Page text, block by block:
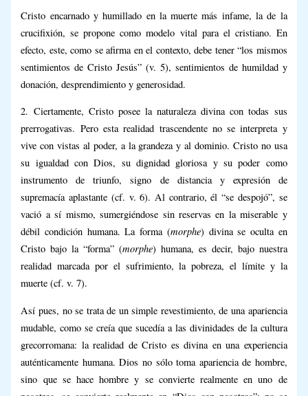
Cristo encarnado y humillado en la muerte más infame, la de la
crucifixión, se propone como modelo vital para el cristiano. En
efecto, este, como se afirma en el contexto, debe tener “los mismos
sentimientos de Cristo Jesús” (v. 5), sentimientos de humildad y
donación, desprendimiento y generosidad.
2. Ciertamente, Cristo posee la naturaleza divina con todas sus
prerrogativas. Pero esta realidad trascendente no se interpreta y
vive con vistas al poder, a la grandeza y al dominio. Cristo no usa
su igualdad con Dios, su dignidad gloriosa y su poder como
instrumento de triunfo, signo de distancia y expresión de
supremacía aplastante (cf. v. 6). Al contrario, él “se despojó”, se
vació a sí mismo, sumergiéndose sin reservas en la miserable y
débil condición humana. La forma (morphe) divina se oculta en
Cristo bajo la “forma” (morphe) humana, es decir, bajo nuestra
realidad marcada por el sufrimiento, la pobreza, el límite y la
muerte (cf. v. 7).
Así pues, no se trata de un simple revestimiento, de una apariencia
mudable, como se creía que sucedía a las divinidades de la cultura
grecorromana: la realidad de Cristo es divina en una experiencia
auténticamente humana. Dios no sólo toma apariencia de hombre,
sino que se hace hombre y se convierte realmente en uno de